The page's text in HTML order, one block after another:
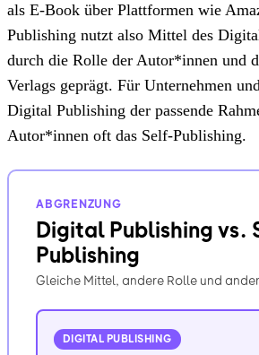
als E-Book über Plattformen wie
Publishing nutzt also Mittel des
durch die Rolle der Autor*innen und
Verlags geprägt. Für Unternehmen
Digital Publishing der passende
Autor*innen oft das Self-Publishing.
ABGRENZUNG
Digital Publishing vs.
Publishing
Gleiche Mittel, andere Rolle und
DIGITAL PUBLISHING